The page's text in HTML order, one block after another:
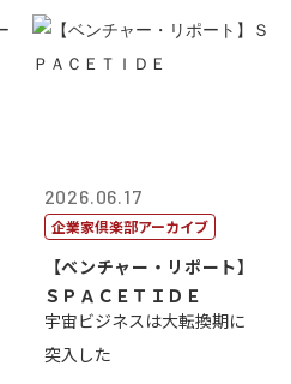
2026.06.17
企業家倶楽部アーカイブ
【ベンチャー・リポート】
ＳＰＡＣＥＴＩＤＥ
宇宙ビジネスは大転換期に
突入した